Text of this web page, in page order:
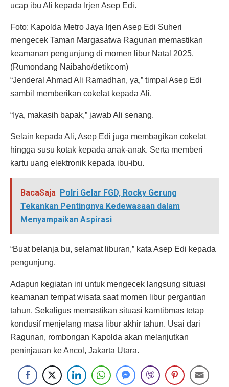
ucap ibu Ali kepada Irjen Asep Edi.
Foto: Kapolda Metro Jaya Irjen Asep Edi Suheri
mengecek Taman Margasatwa Ragunan memastikan
keamanan pengunjung di momen libur Natal 2025.
(Rumondang Naibaho/detikcom)
“Jenderal Ahmad Ali Ramadhan, ya,” timpal Asep Edi
sambil memberikan cokelat kepada Ali.
“Iya, makasih bapak,” jawab Ali senang.
Selain kepada Ali, Asep Edi juga membagikan cokelat
hingga susu kotak kepada anak-anak. Serta memberi
kartu uang elektronik kepada ibu-ibu.
BacaSaja Polri Gelar FGD, Rocky Gerung
Tekankan Pentingnya Kedewasaan dalam
Menyampaikan Aspirasi
“Buat belanja bu, selamat liburan,” kata Asep Edi kepada
pengunjung.
Adapun kegiatan ini untuk mengecek langsung situasi
keamanan tempat wisata saat momen libur pergantian
tahun. Sekaligus memastikan situasi kamtibmas tetap
kondusif menjelang masa libur akhir tahun. Usai dari
Ragunan, rombongan Kapolda akan melanjutkan
peninjauan ke Ancol, Jakarta Utara.